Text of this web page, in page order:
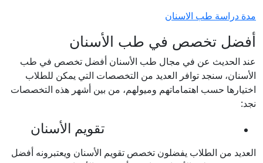
مدة دراسة طب الاسنان
أفضل تخصص في طب الأسنان
عند الحديث عن في مجال طب الأسنان أفضل تخصص في طب
الأسنان، سنجد توافر العديد من التخصصات التي يمكن للطلاب
اختيارها حسب اهتماماتهم وميولهم، من بين أشهر هذه التخصصات
نجد:
تقويم الأسنان
العديد من الطلاب يفضلون تخصص تقويم الأسنان ويعتبرونه أفضل